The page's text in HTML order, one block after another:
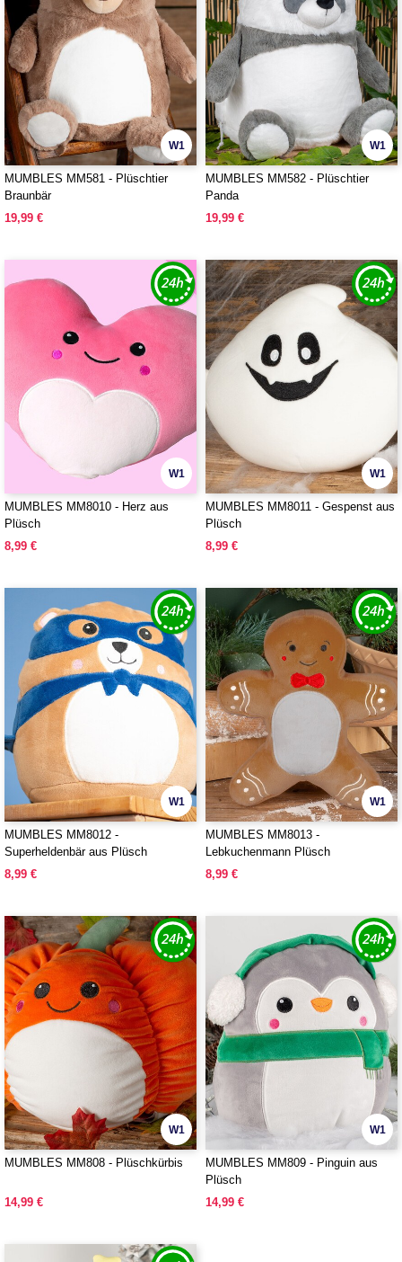
W1
MUMBLES MM581 - Plüschtier
Braunbär
19,99 €
W1
MUMBLES MM582 - Plüschtier
Panda
19,99 €
W1
MUMBLES MM8010 - Herz aus
Plüsch
8,99 €
W1
MUMBLES MM8011 - Gespenst aus
Plüsch
8,99 €
W1
MUMBLES MM8012 -
Superheldenbär aus Plüsch
8,99 €
W1
MUMBLES MM8013 -
Lebkuchenmann Plüsch
8,99 €
W1
MUMBLES MM808 - Plüschkürbis
14,99 €
W1
MUMBLES MM809 - Pinguin aus
Plüsch
14,99 €